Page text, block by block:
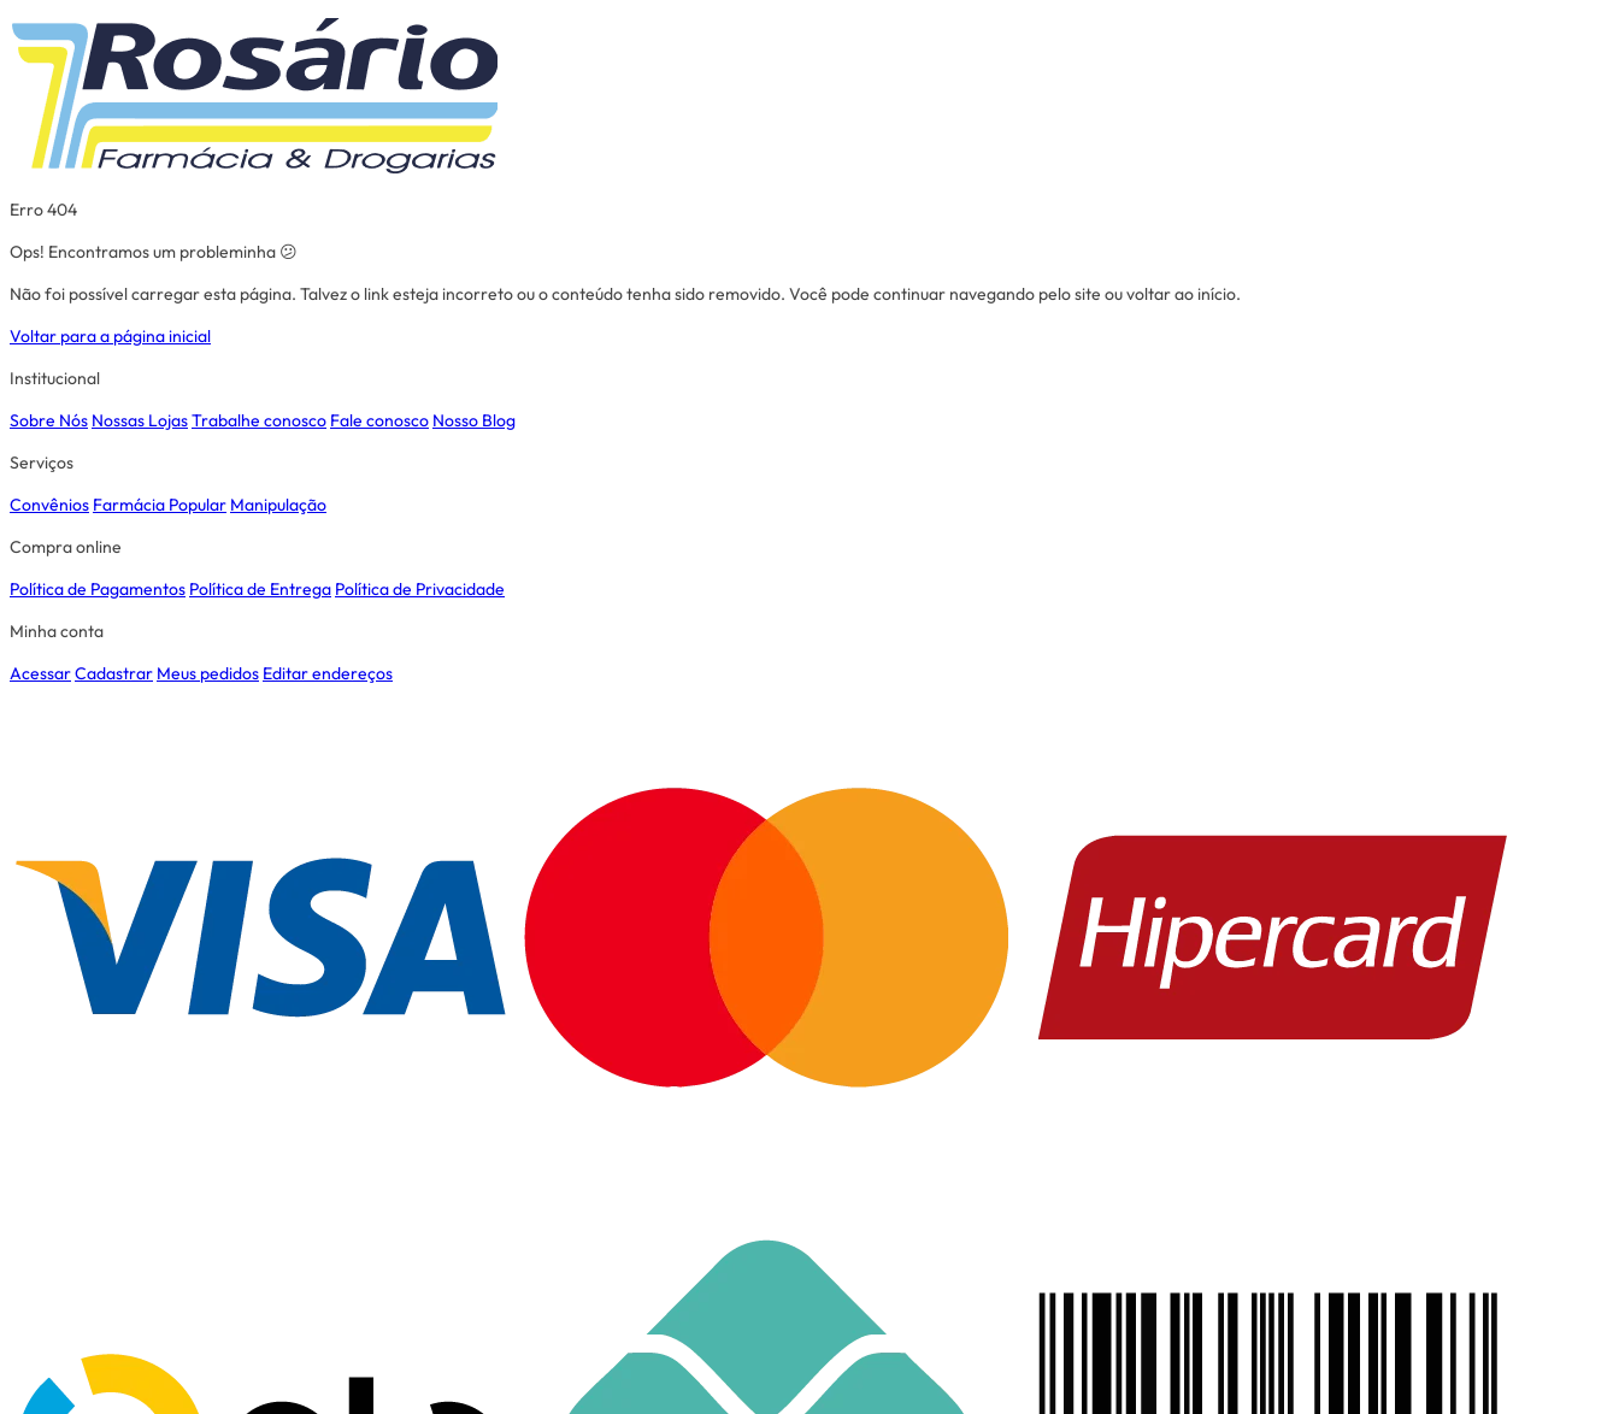
Erro 404
Ops! Encontramos um probleminha 😕
Não foi possível carregar esta página. Talvez o link esteja incorreto ou o conteúdo tenha sido removido. Você pode continuar navegando pelo site ou voltar ao início.
Voltar para a página inicial
Institucional
Sobre Nós Nossas LojasTrabalhe conosco Fale conosco Nosso Blog
Serviços
Convênios Farmácia Popular Manipulação
Compra online
Política de Pagamentos Política de Entrega Política de Privacidade
Minha conta
AcessarCadastrar Meus pedidos Editar endereços